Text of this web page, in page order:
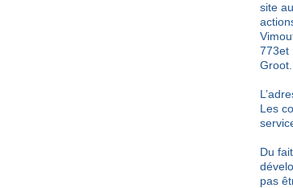
site
773et
Groot.
Les
Du
pas